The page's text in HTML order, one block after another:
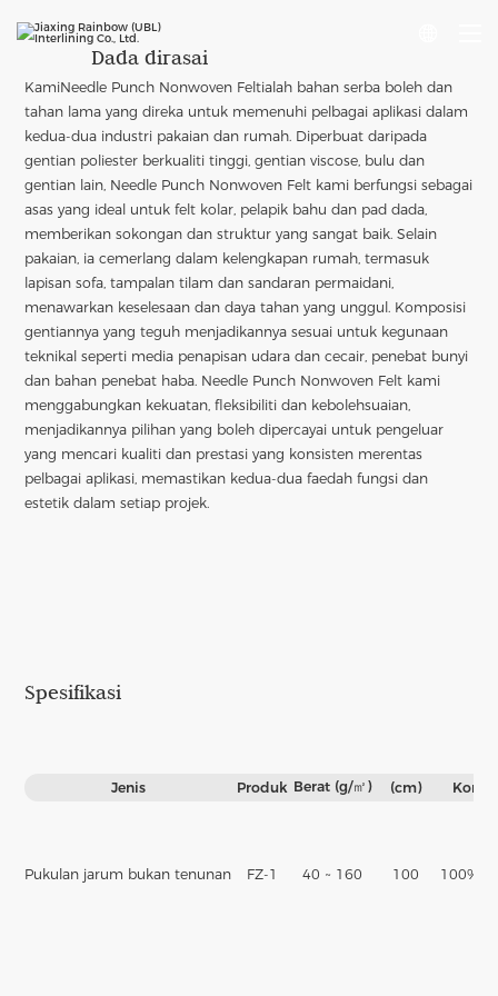
Dada dirasai
KamiNeedle Punch Nonwoven Feltialah bahan serba boleh dan
tahan lama yang direka untuk memenuhi pelbagai aplikasi dalam
kedua-dua industri pakaian dan rumah. Diperbuat daripada
gentian poliester berkualiti tinggi, gentian viscose, bulu dan
gentian lain, Needle Punch Nonwoven Felt kami berfungsi sebagai
asas yang ideal untuk felt kolar, pelapik bahu dan pad dada,
memberikan sokongan dan struktur yang sangat baik. Selain
pakaian, ia cemerlang dalam kelengkapan rumah, termasuk
lapisan sofa, tampalan tilam dan sandaran permaidani,
menawarkan keselesaan dan daya tahan yang unggul. Komposisi
gentiannya yang teguh menjadikannya sesuai untuk kegunaan
teknikal seperti media penapisan udara dan cecair, penebat bunyi
dan bahan penebat haba. Needle Punch Nonwoven Felt kami
menggabungkan kekuatan, fleksibiliti dan kebolehsuaian,
menjadikannya pilihan yang boleh dipercayai untuk pengeluar
yang mencari kualiti dan prestasi yang konsisten merentas
pelbagai aplikasi, memastikan kedua-dua faedah fungsi dan
estetik dalam setiap projek.
Spesifikasi
Jenis Produk Berat (g/㎡) (cm)
Pukulan jarum bukan tenunan FZ-1 40 ~ 160 100